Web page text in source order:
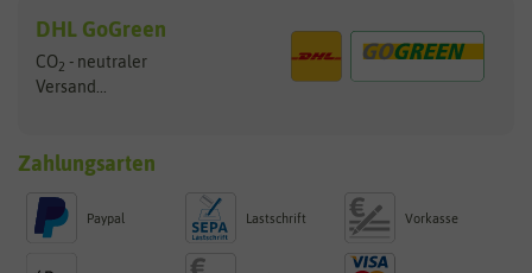
DHL GoGreen
CO2 - neutraler
Versand...
Zahlungsarten
Paypal Lastschrift Vorkasse